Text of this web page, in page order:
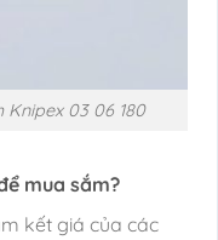
03 06 180
mua sắm?
kết giá của các